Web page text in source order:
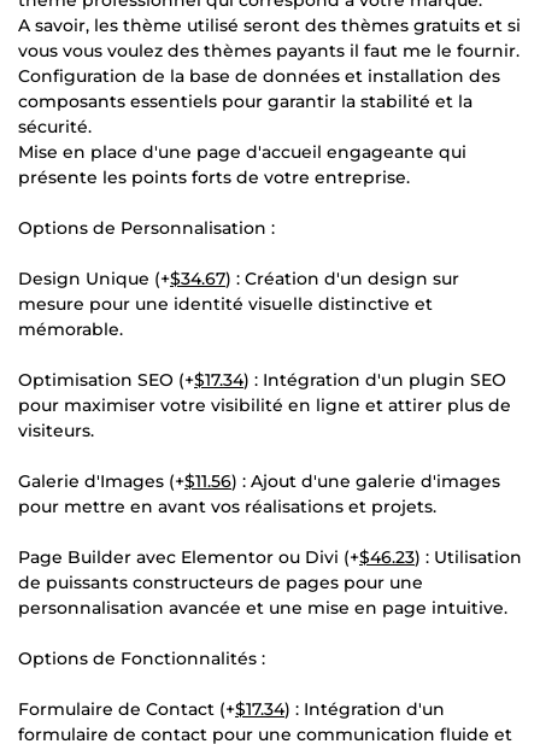
A savoir, les thème utilisé seront des thèmes gratuits et si
vous vous voulez des thèmes payants il faut me le fournir.
Configuration de la base de données et installation des
composants essentiels pour garantir la stabilité et la
sécurité.
Mise en place d'une page d'accueil engageante qui
présente les points forts de votre entreprise.
Options de Personnalisation :
Design Unique (+$34.67) : Création d'un design sur
mesure pour une identité visuelle distinctive et
mémorable.
Optimisation SEO (+$17.34) : Intégration d'un plugin SEO
pour maximiser votre visibilité en ligne et attirer plus de
visiteurs.
Galerie d'Images (+$11.56) : Ajout d'une galerie d'images
pour mettre en avant vos réalisations et projets.
Page Builder avec Elementor ou Divi (+$46.23) : Utilisation
de puissants constructeurs de pages pour une
personnalisation avancée et une mise en page intuitive.
Options de Fonctionnalités :
Formulaire de Contact (+$17.34) : Intégration d'un
formulaire de contact pour une communication fluide et